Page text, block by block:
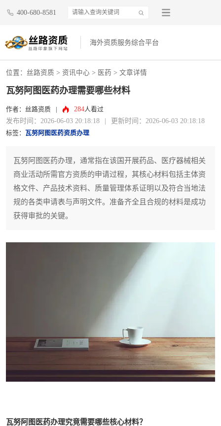
400-680-8581
海外资质服务综合平台
位置： 丝路资质 > 资讯中心 > 医药 > 文章详情
瓦努阿图医药办理需要哪些材料
作者：丝路资质 284人看过
发布时间：2026-06-03 20:18:18 更新时间：2026-06-03 20:18:18
标签： 瓦努阿图医药资质办理
瓦努阿图医药办理，通常指在该国开展药品、医疗器械相关
商业活动所需官方资质的申请过程，其核心材料包括主体资
格文件、产品技术资料、质量管理体系证明以及符合当地法
规的各类申请表与声明文件。准备齐全且合规的材料是成功
获得审批的关键。
瓦努阿图医药办理究竟需要哪些核心材料？